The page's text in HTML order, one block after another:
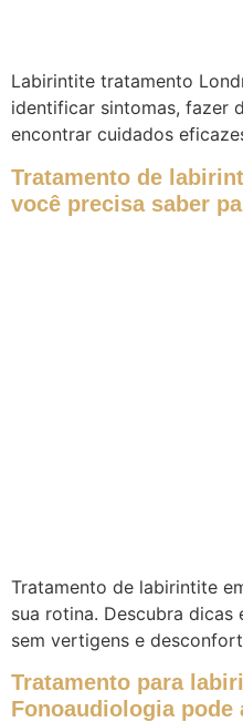
Labirintite tratamento
identificar sintomas, fazer
encontrar cuidados
Tratamento de
você precisa saber
Tratamento de labirintite
sua rotina. Descubra
sem vertigens e
Tratamento para
Fonoaudiologia